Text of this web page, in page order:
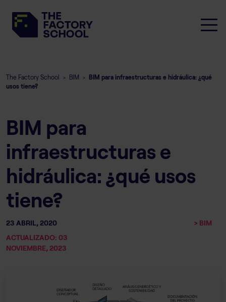
The Factory School > BIM >
BIM para infraestructuras e hidráulica: ¿qué
usos tiene?
BIM para
infraestructuras e
hidráulica: ¿qué usos
tiene?
23 ABRIL, 2020
ACTUALIZADO: 03
NOVIEMBRE, 2023
> BIM